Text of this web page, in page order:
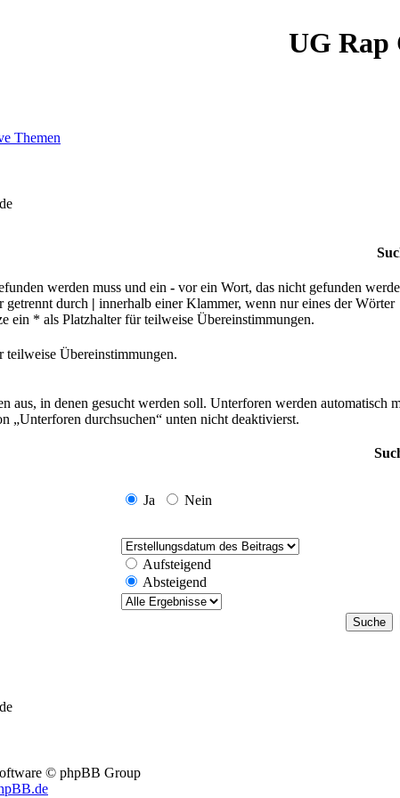
UG Rap
Themen
werden muss und ein - vor ein Wort, das nicht gefunden
getrennt durch | innerhalb einer Klammer, wenn nur eines der Wörter
ein * als Platzhalter für teilweise Übereinstimmungen.
teilweise Übereinstimmungen.
aus, in denen gesucht werden soll. Unterforen werden automatisch
„Unterforen durchsuchen“ unten nicht deaktivierst.
Ja Nein
Aufsteigend
Absteigend
© phpBB Group